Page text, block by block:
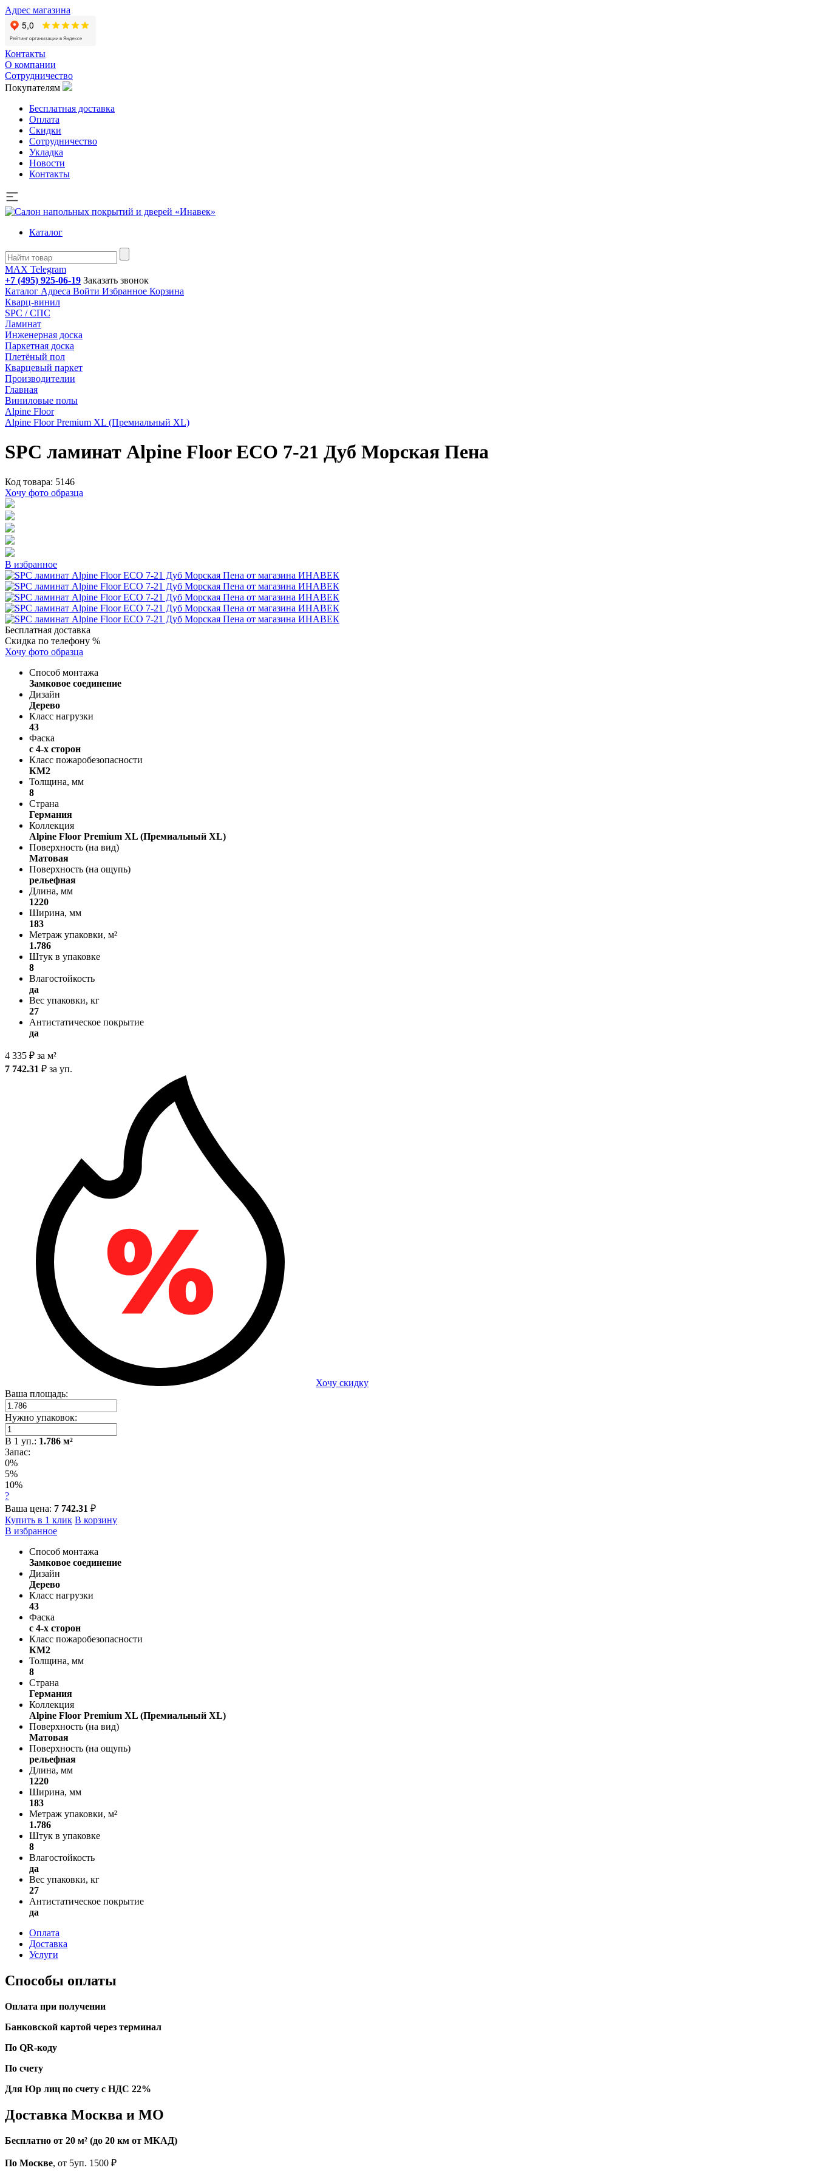
Адрес магазина
Контакты
О компании
Сотрудничество
Покупателям
Бесплатная доставка
Оплата
Скидки
Сотрудничество
Укладка
Новости
Контакты
Каталог
MAX Telegram
+7 (495) 925-06-19 Заказать звонок
Каталог Адреса Войти Избранное Корзина
Кварц-винил
SPC / СПС
Ламинат
Инженерная доска
Паркетная доска
Плетёный пол
Кварцевый паркет
Производителии
Главная
Виниловые полы
Alpine Floor
Alpine Floor Premium XL (Премиальный XL)
SPC ламинат Alpine Floor ECO 7-21 Дуб Морская Пена
Код товара: 5146
Хочу фото образца
В избранное
Бесплатная доставка
Скидка по телефону %
Хочу фото образца
Способ монтажа
Замковое соединение
Дизайн
Дерево
Класс нагрузки
43
Фаска
с 4-х сторон
Класс пожаробезопасности
КМ2
Толщина, мм
8
Страна
Германия
Коллекция
Alpine Floor Premium XL (Премиальный XL)
Поверхность (на вид)
Матовая
Поверхность (на ощупь)
рельефная
Длина, мм
1220
Ширина, мм
183
Метраж упаковки, м²
1.786
Штук в упаковке
8
Влагостойкость
да
Вес упаковки, кг
27
Антистатическое покрытие
да
4 335 ₽ за м²
7 742.31 ₽ за уп.
Хочу скидку
Ваша площадь:
Нужно упаковок:
В 1 уп.: 1.786 м²
Запас:
0%
5%
10%
?
Ваша цена: 7 742.31 ₽
Купить в 1 клик В корзину
В избранное
Способ монтажа
Замковое соединение
Дизайн
Дерево
Класс нагрузки
43
Фаска
с 4-х сторон
Класс пожаробезопасности
КМ2
Толщина, мм
8
Страна
Германия
Коллекция
Alpine Floor Premium XL (Премиальный XL)
Поверхность (на вид)
Матовая
Поверхность (на ощупь)
рельефная
Длина, мм
1220
Ширина, мм
183
Метраж упаковки, м²
1.786
Штук в упаковке
8
Влагостойкость
да
Вес упаковки, кг
27
Антистатическое покрытие
да
Оплата
Доставка
Услуги
Способы оплаты
Оплата при получении
Банковской картой через терминал
По QR-коду
По счету
Для Юр лиц по счету с НДС 22%
Доставка Москва и МО
Бесплатно от 20 м² (до 20 км от МКАД)
По Москве, от 5уп. 1500 ₽